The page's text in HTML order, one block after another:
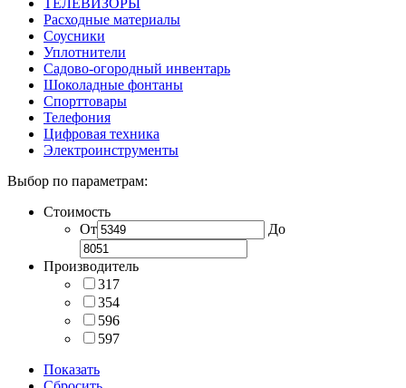
Расходные материалы
Соусники
Уплотнители
Садово-огородный инвентарь
Шоколадные фонтаны
Спорттовары
Телефония
Цифровая техника
Электроинструменты
Выбор по параметрам:
Стоимость
От
До
Производитель
317
354
596
597
Показать